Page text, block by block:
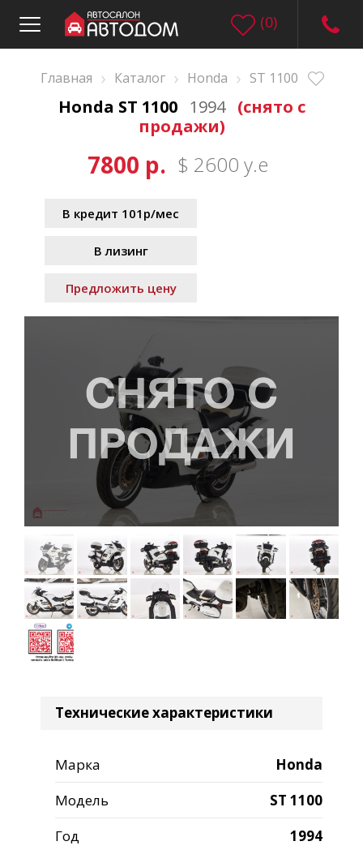
(0)
Главная › Каталог › Honda › ST 1100
Honda ST 1100 1994
(снято с
продажи)
7800 р. $ 2600 у.е
В кредит 101р/мес
В лизинг
Предложить цену
Технические характеристики
Марка
Honda
Модель
ST 1100
Год
1994